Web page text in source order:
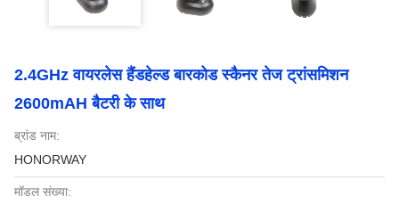
2.4GHz वायरलेस हैंडहेल्ड बारकोड स्कैनर तेज ट्रांसमिशन
2600mAH बैटरी के साथ
ब्रांड नाम:
HONORWAY
मॉडल संख्या: